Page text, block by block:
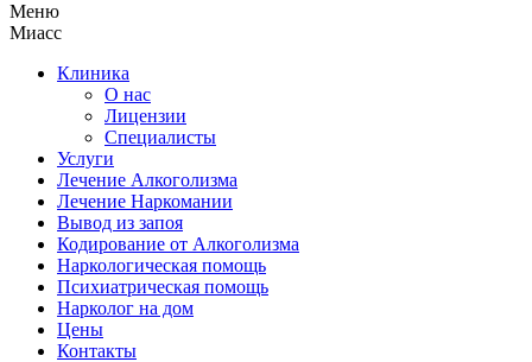
Меню
Миасс
Клиника
О нас
Лицензии
Специалисты
Услуги
Лечение Алкоголизма
Лечение Наркомании
Вывод из запоя
Кодирование от Алкоголизма
Наркологическая помощь
Психиатрическая помощь
Нарколог на дом
Цены
Контакты